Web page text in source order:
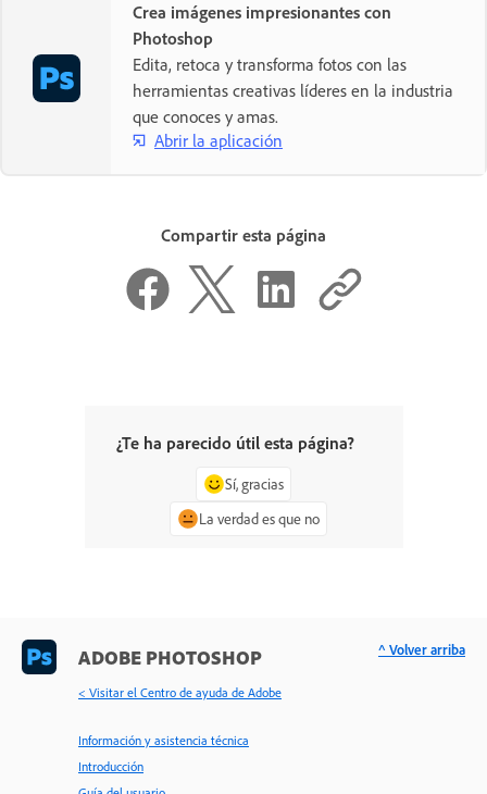
Crea imágenes impresionantes con
Photoshop
Edita, retoca y transforma fotos con las
herramientas creativas líderes en la industria
que conoces y amas.
Abrir la aplicación
Compartir esta página
¿Te ha parecido útil esta página?
Sí, gracias
La verdad es que no
ADOBE PHOTOSHOP
< Visitar el Centro de ayuda de Adobe
Información y asistencia técnica
Introducción
^ Volver arriba